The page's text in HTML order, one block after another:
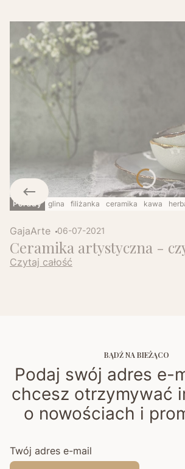
Porady glina filiżanka ceramika kawa
GajaArte 06-07-2021
Ceramika artystyczna -
Czytaj całość
BĄDŹ NA BIEŻĄCO
Podaj swój adres e-
chcesz otrzymywać
o nowościach i
Twój adres e-mail